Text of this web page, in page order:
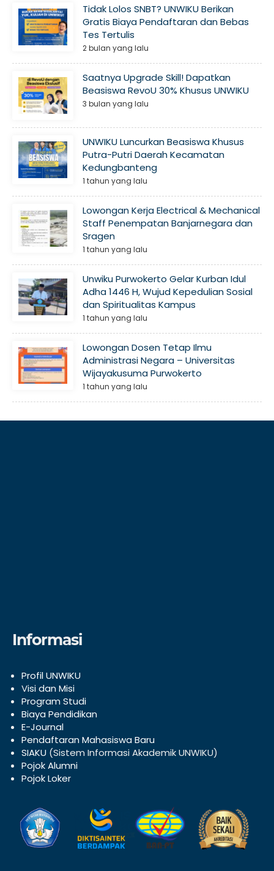
Tidak Lolos SNBT? UNWIKU Berikan
Gratis Biaya Pendaftaran dan Bebas
Tes Tertulis
2 bulan yang lalu
Saatnya Upgrade Skill! Dapatkan
Beasiswa RevoU 30% Khusus UNWIKU
3 bulan yang lalu
UNWIKU Luncurkan Beasiswa Khusus
Putra-Putri Daerah Kecamatan
Kedungbanteng
1 tahun yang lalu
Lowongan Kerja Electrical & Mechanical
Staff Penempatan Banjarnegara dan
Sragen
1 tahun yang lalu
Unwiku Purwokerto Gelar Kurban Idul
Adha 1446 H, Wujud Kepedulian Sosial
dan Spiritualitas Kampus
1 tahun yang lalu
Lowongan Dosen Tetap Ilmu
Administrasi Negara – Universitas
Wijayakusuma Purwokerto
1 tahun yang lalu
Informasi
Profil UNWIKU
Visi dan Misi
Program Studi
Biaya Pendidikan
E-Journal
Pendaftaran Mahasiswa Baru
SIAKU (Sistem Informasi Akademik UNWIKU)
Pojok Alumni
Pojok Loker